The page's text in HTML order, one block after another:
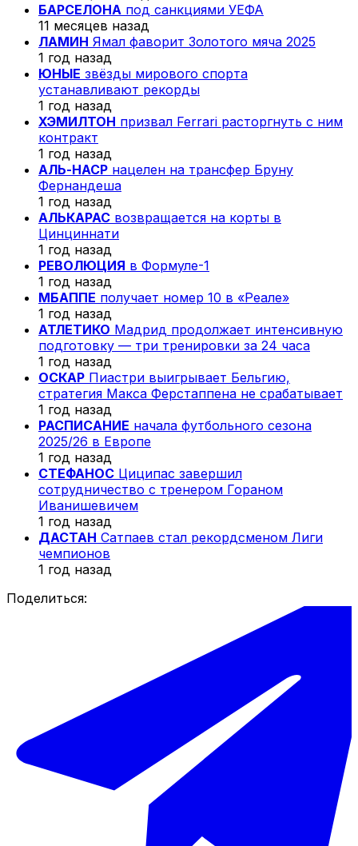
БАРСЕЛОНА под санкциями УЕФА
11 месяцев назад
ЛАМИН Ямал фаворит Золотого мяча 2025
1 год назад
ЮНЫЕ звёзды мирового спорта
устанавливают рекорды
1 год назад
ХЭМИЛТОН призвал Ferrari расторгнуть с ним
контракт
1 год назад
АЛЬ-НАСР нацелен на трансфер Бруну
Фернандеша
1 год назад
АЛЬКАРАС возвращается на корты в
Цинциннати
1 год назад
РЕВОЛЮЦИЯ в Формуле-1
1 год назад
МБАППЕ получает номер 10 в «Реале»
1 год назад
АТЛЕТИКО Мадрид продолжает интенсивную
подготовку — три тренировки за 24 часа
1 год назад
ОСКАР Пиастри выигрывает Бельгию,
стратегия Макса Ферстаппена не срабатывает
1 год назад
РАСПИСАНИЕ начала футбольного сезона
2025/26 в Европе
1 год назад
СТЕФАНОС Циципас завершил
сотрудничество с тренером Гораном
Иванишевичем
1 год назад
ДАСТАН Сатпаев стал рекордсменом Лиги
чемпионов
1 год назад
Поделиться: